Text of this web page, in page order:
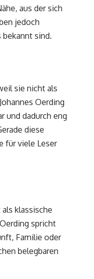
aus der sich
jedoch
sind.
sie nicht als
Oerding
und dadurch eng
diese
für viele Leser
klassische
spricht
Familie oder
belegbaren